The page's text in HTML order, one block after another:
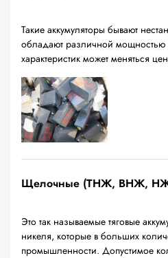
Такие аккумуляторы бывают
обладают различной мощностью
характеристик может меняться
Щелочные (ТНЖ, ВНЖ,
Это так называемые тяговые
никеля, которые в больших
промышленности. Допустимое